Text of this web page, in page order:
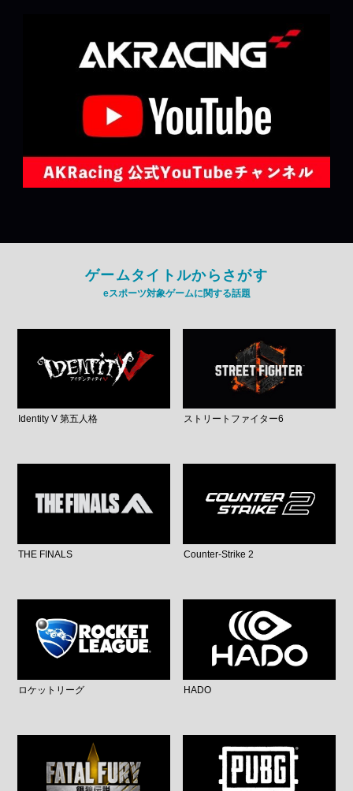
ゲームタイトルからさがす
eスポーツ対象ゲームに関する話題
Identity V 第五人格 ストリートファイター6
THE FINALS Counter-Strike 2
ロケットリーグ HADO